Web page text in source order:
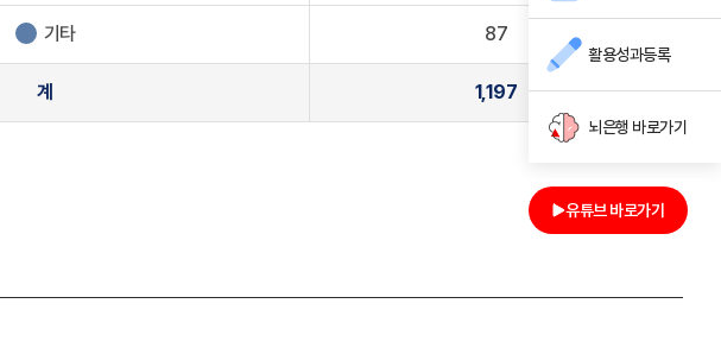
기타 87
계 1,197
활용성과등록
뇌은행 바로가기
유튜브 바로가기